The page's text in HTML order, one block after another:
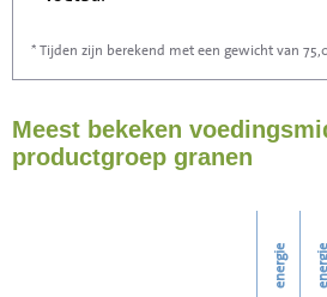
Stofzuigen
Strijken
* Tijden zijn berekend met een gewicht van
Meest bekeken
productgroep granen
energie